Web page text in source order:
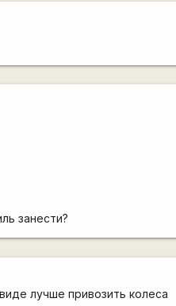
занести?
лучше привозить колеса